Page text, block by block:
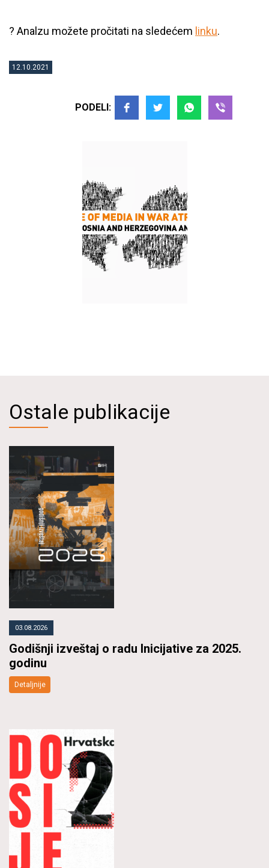
? Analzu možete pročitati na sledećem linku.
12.10.2021
PODELI:
Ostale publikacije
03.08.2026
Godišnji izveštaj o radu Inicijative za 2025.
godinu
Detaljnije